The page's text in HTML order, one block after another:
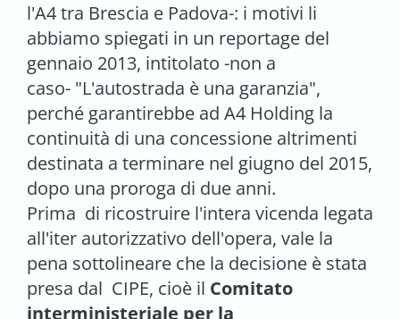
l'A4 tra Brescia e Padova-: i motivi li
abbiamo spiegati in un reportage del
gennaio 2013, intitolato -non a
caso- "L'autostrada è una garanzia",
perché garantirebbe ad A4 Holding la
continuità di una concessione altrimenti
destinata a terminare nel giugno del 2015,
dopo una proroga di due anni.
Prima di ricostruire l'intera vicenda legata
all'iter autorizzativo dell'opera, vale la
pena sottolineare che la decisione è stata
presa dal CIPE, cioè il Comitato
interministeriale per la